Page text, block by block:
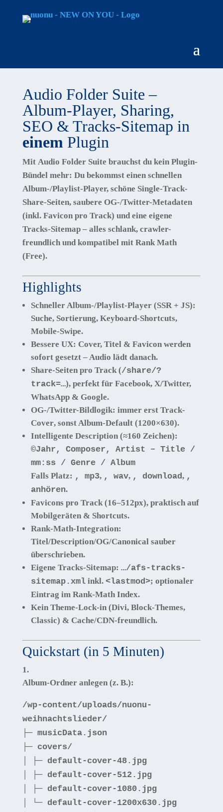
Audio Folder Suite –
Album-Player, Sharing,
SEO & Tracks-Sitemap in
einem Plugin
Mit Audio Folder Suite brauchst du kein Plugin-
Bündel mehr: Du bekommst einen schnellen
Album-/Playlist-Player, schöne Single-Track-
Share-Seiten, saubere OG-/Twitter-Metadaten
(inkl. Favicon pro Track) und eine eigene
Tracks-Sitemap– alles schlank, crawler-
freundlich und kompatibel mit Rank Math
(Free).
Highlights
Schneller Album-/Playlist-Player(SSR + JS):
Suche, Sortierung, Keyboard-Shortcuts,
Mobile-Swipe.
Bessere UX: Cover, Titel & Favicon werden
sofortgesetzt – Audio lädt danach.
Share-Seiten pro Track(/share/?
track=…), perfekt für Facebook, X/Twitter,
WhatsApp & Google.
OG-/Twitter-Bildlogik: immer erst Track-
Cover, sonst Album-Default (1200×630).
Intelligente Description (≈160 Zeichen):
©Jahr, Composer, Artist – Title /
mm:ss / Genre / Album
Falls Platz: , mp3, , wav, , download, ,
anhören.
Favicons pro Track(16–512px), praktisch auf
Mobilgeräten & Shortcuts.
Rank-Math-Integration:
Titel/Description/OG/Canonical sauber
überschrieben.
Eigene Tracks-Sitemap: …/afs-tracks-
sitemap.xmlinkl. <lastmod>; optionaler
Eintrag im Rank-Math Index.
Kein Theme-Lock-in(Divi, Block-Themes,
Classic) & Cache/CDN-freundlich.
Quickstart (in 5 Minuten)
Album-Ordneranlegen (z. B.):
/wp-content/uploads/nuonu-
weihnachtslieder/
├─musicData.json
├─covers/
├─ default-cover-48.jpg
├─ default-cover-512.jpg
├─ default-cover-1080.jpg
└─ default-cover-1200x630.jpg